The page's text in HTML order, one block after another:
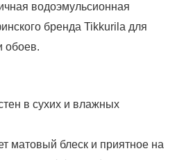
водоэмульсионная
бренда Tikkurila для
обоев.
в сухих и влажных
матовый блеск и приятное на